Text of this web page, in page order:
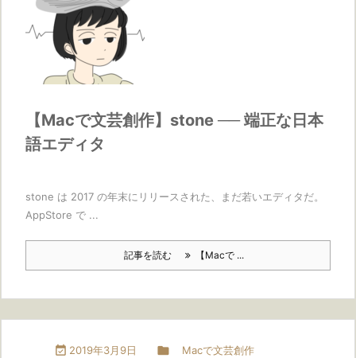
【Macで文芸創作】stone ── 端正な日本
語エディタ
stone は 2017 の年末にリリースされた、まだ若いエディタだ。
AppStore で ...
記事を読む 【Macで ...
 2019年3月9日  Macで文芸創作